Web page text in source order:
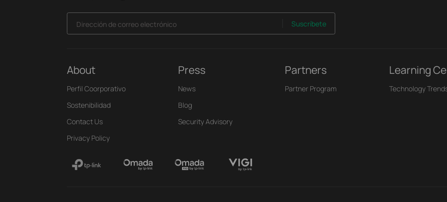
Dirección de correo electrónico Suscríbete
About
Perfil Coorporativo
Sostenibilidad
Contact Us
Privacy Policy
Press
News
Blog
Security Advisory
Partners
Partner Program
Learning
Technology